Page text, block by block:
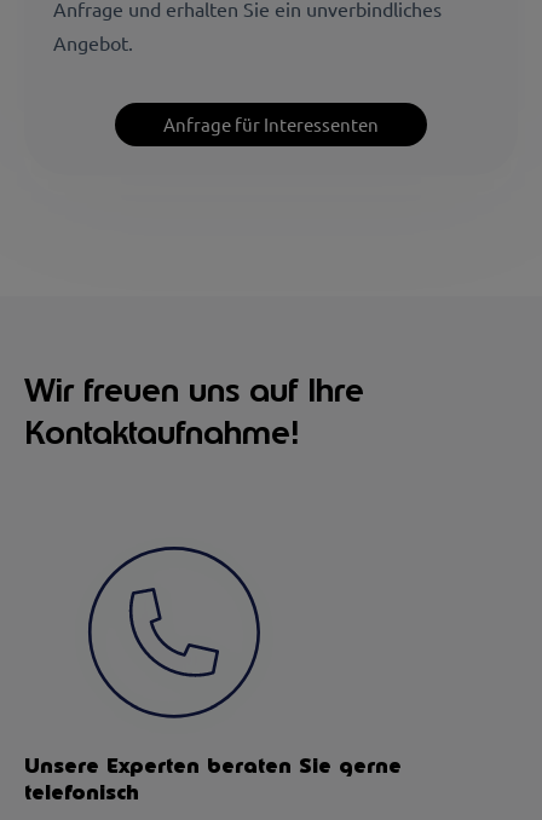
Anfrage und erhalten Sie ein unverbindliches
Angebot.
Anfrage für Interessenten
Wir freuen uns auf Ihre
Kontaktaufnahme!
Unsere Experten beraten Sie gerne
telefonisch